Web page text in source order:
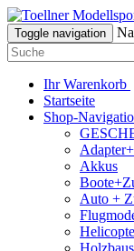
Toggle navigation
Ihr Warenkorb
Startseite
Shop-
Akkus
Auto +